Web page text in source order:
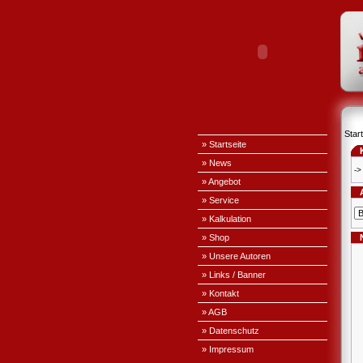
» Startseite
» News
» Angebot
» Service
» Kalkulation
» Shop
» Unsere Autoren
» Links / Banner
» Kontakt
» AGB
» Datenschutz
» Impressum
->